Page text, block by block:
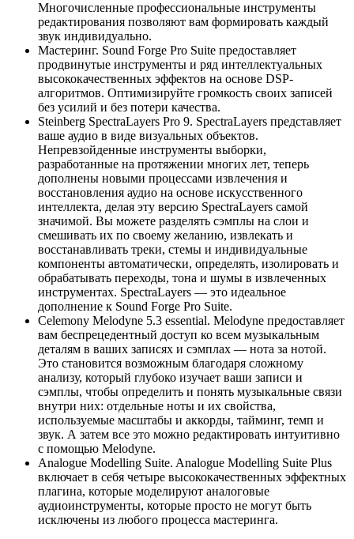
Многочисленные профессиональные инструменты
редактирования позволяют вам формировать каждый
звук индивидуально.
Мастеринг. Sound Forge Pro Suite предоставляет
продвинутые инструменты и ряд интеллектуальных
высококачественных эффектов на основе DSP-
алгоритмов. Оптимизируйте громкость своих записей
без усилий и без потери качества.
Steinberg SpectraLayers Pro 9. SpectraLayers представляет
ваше аудио в виде визуальных объектов.
Непревзойденные инструменты выборки,
разработанные на протяжении многих лет, теперь
дополнены новыми процессами извлечения и
восстановления аудио на основе искусственного
интеллекта, делая эту версию SpectraLayers самой
значимой. Вы можете разделять сэмплы на слои и
смешивать их по своему желанию, извлекать и
восстанавливать треки, стемы и индивидуальные
компоненты автоматически, определять, изолировать и
обрабатывать переходы, тона и шумы в извлеченных
инструментах. SpectraLayers — это идеальное
дополнение к Sound Forge Pro Suite.
Celemony Melodyne 5.3 essential. Melodyne предоставляет
вам беспрецедентный доступ ко всем музыкальным
деталям в ваших записях и сэмплах — нота за нотой.
Это становится возможным благодаря сложному
анализу, который глубоко изучает ваши записи и
сэмплы, чтобы определить и понять музыкальные связи
внутри них: отдельные ноты и их свойства,
используемые масштабы и аккорды, тайминг, темп и
звук. А затем все это можно редактировать интуитивно
с помощью Melodyne.
Analogue Modelling Suite. Analogue Modelling Suite Plus
включает в себя четыре высококачественных эффектных
плагина, которые моделируют аналоговые
аудиоинструменты, которые просто не могут быть
исключены из любого процесса мастеринга.